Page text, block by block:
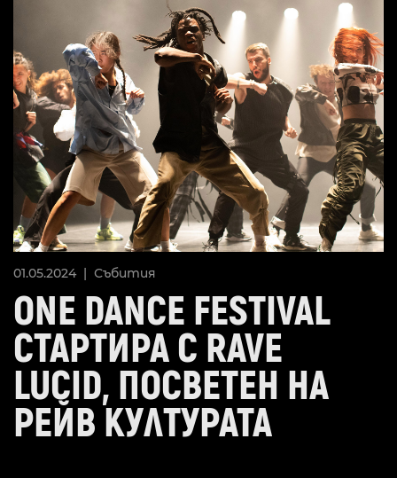
01.05.2024 | Събития
ONE DANCE FESTIVAL
СТАРТИРА С RAVE
LUCID, ПОСВЕТЕН НА
РЕЙВ КУЛТУРАТА